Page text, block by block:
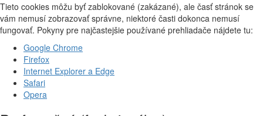
Tieto cookies môžu byť zablokované (zakázané), ale časť stránok se
vám nemusí zobrazovať správne, niektoré časti dokonca nemusí
fungovať. Pokyny pre najčastejšie používané prehliadače nájdete tu:
Google Chrome
Firefox
Internet Explorer a Edge
Safari
Opera